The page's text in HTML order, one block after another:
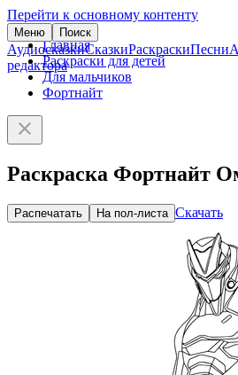
Перейти к основному контенту
Меню Поиск
АудиосказкиСказкиРаскраскиПесни
редактора
Главная
Раскраски для детей
Для мальчиков
Фортнайт
Раскраска Фортнайт
Распечатать На пол-листа Скачать